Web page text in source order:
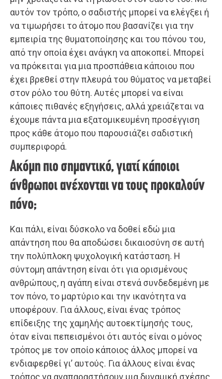
αυτόν τον τρόπο, ο σαδιστής μπορεί να ελέγξει ή
να τιμωρήσει το άτομο που βασανίζει για την
εμπειρία της θυματοποίησης και του πόνου του,
από την οποία έχει ανάγκη να αποκοπεί. Μπορεί
να πρόκειται για μια προσπάθεια κάποιου που
έχει βρεθεί στην πλευρά του θύματος να μεταβεί
στον ρόλο του θύτη. Αυτές μπορεί να είναι
κάποιες πιθανές εξηγήσεις, αλλά χρειάζεται να
έχουμε πάντα μια εξατομικευμένη προσέγγιση
προς κάθε άτομο που παρουσιάζει σαδιστική
συμπεριφορά.
Ακόμη πιο σημαντικό, γιατί κάποιοι
άνθρωποι ανέχονται να τους προκαλούν
πόνο;
Και πάλι, είναι δύσκολο να δοθεί εδώ μια
απάντηση που θα αποδώσει δικαιοσύνη σε αυτή
την πολύπλοκη ψυχολογική κατάσταση. Η
σύντομη απάντηση είναι ότι για ορισμένους
ανθρώπους, η αγάπη είναι στενά συνδεδεμένη με
τον πόνο, το μαρτύριο και την ικανότητα να
υποφέρουν. Για άλλους, είναι ένας τρόπος
επίδειξης της χαμηλής αυτοεκτίμησής τους,
όταν είναι πεπεισμένοι ότι αυτός είναι ο μόνος
τρόπος με τον οποίο κάποιος άλλος μπορεί να
ενδιαφερθεί γι’ αυτούς. Για άλλους είναι ένας
τρόπος να αναπαραστήσουν μια δυναμική σχέσης